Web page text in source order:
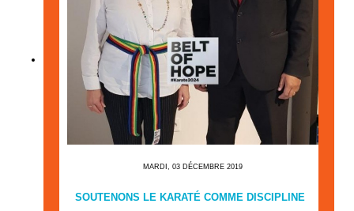
MARDI, 03 DÉCEMBRE 2019
SOUTENONS LE KARATÉ COMME DISCIPLINE